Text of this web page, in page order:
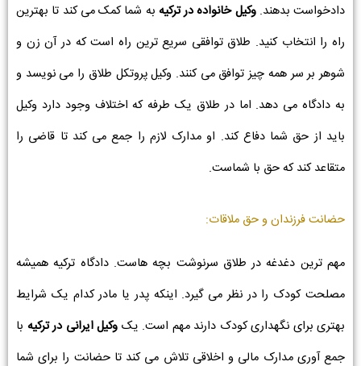
دادخواست بدهند.وکیل خانواده در ترکیه به شما کمک می کند تا بهترین
راه را انتخاب کنید. طلاق توافقی سریع ترین راه است که در آن زن و
شوهر بر سر همه چیز توافق می کنند. وکیل پروتکل طلاق را می نویسد و
به دادگاه می دهد. اما در طلاق یک طرفه که اختلاف وجود دارد وکیل
باید از حق شما دفاع کند. او مدارک لازم را جمع می کند تا قاضی را
متقاعد کند که حق با شماست.
حضانت فرزندان و حق ملاقات:
مهم ترین دغدغه در طلاق سرنوشت بچه هاست. دادگاه ترکیه همیشه
مصلحت کودک را در نظر می گیرد. اینکه پدر یا مادر کدام یک شرایط
بهتری برای نگهداری کودک دارند مهم است. یک وکیل ایرانی در ترکیه با
جمع آوری مدارک مالی و اخلاقی تلاش می کند تا حضانت را برای شما